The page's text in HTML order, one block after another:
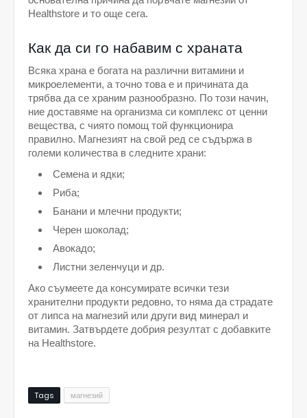
Healthstore и то още сега.
Как да си го набавим с храната
Всяка храна е богата на различни витамини и
микроелементи, а точно това е и причината да
трябва да се храним разнообразно. По този начин,
ние доставяме на организма си комплекс от ценни
вещества, с чиято помощ той функционира
правилно. Магнезият на свой ред се съдържа в
големи количества в следните храни:
Семена и ядки;
Риба;
Банани и млечни продукти;
Черен шоколад;
Авокадо;
Листни зеленчуци и др.
Ако съумеете да консумирате всички тези
хранителни продукти редовно, то няма да страдате
от липса на магнезий или други вид минерал и
витамин. Затвърдете добрия резултат с добавките
на Healthstore.
Tags магнезий